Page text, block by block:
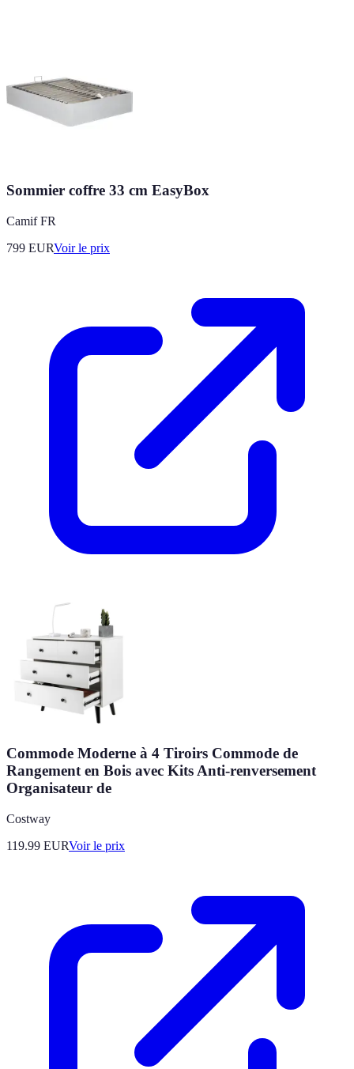
Sommier coffre 33 cm EasyBox
Camif FR
799 EURVoir le prix
Commode Moderne à 4 Tiroirs Commode de
Rangement en Bois avec Kits Anti-renversement
Organisateur de
Costway
119.99 EURVoir le prix